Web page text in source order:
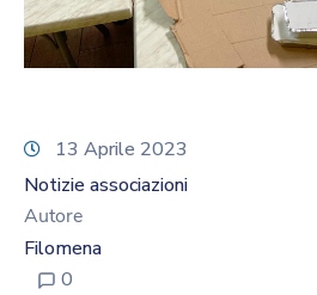
13 Aprile 2023
Notizie associazioni
Autore
Filomena
0